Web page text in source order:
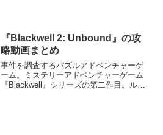
『Blackwell 2: Unbound』の攻
略動画まとめ
事件を調査するパズルアドベンチャーゲ
ーム。ミステリーアドベンチャーゲーム
『Blackwell』シリーズの第二作目。ルー